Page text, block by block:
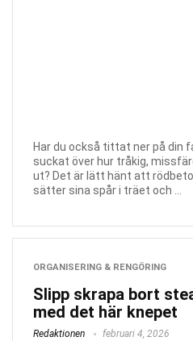
Har du också tittat ner på din
suckat över hur tråkig,
ut? Det är lätt hänt att
sätter sina spår i träet och ...
ORGANISERING & RENGÖRING
Slipp skrapa bort
med det här knepet
Redaktionen februari 4, 2026